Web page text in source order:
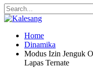
Home
Dinamika
Modus Izin Jenguk
Lapas Ternate